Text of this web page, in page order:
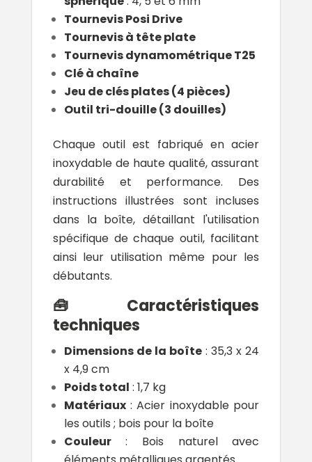
Tournevis Posi Drive
Tournevis à tête plate
Tournevis dynamométrique T25
Clé à chaîne
Jeu de clés plates (4 pièces)
Outil tri-douille (3 douilles)
Chaque outil est fabriqué en acier
inoxydable de haute qualité, assurant
durabilité et performance. Des
instructions illustrées sont incluses
dans la boîte, détaillant l'utilisation
spécifique de chaque outil, facilitant
ainsi leur utilisation même pour les
débutants.
🧰 Caractéristiques
techniques
Dimensions de la boîte: 35,3 x 24
x 4,9 cm
Poids total : 1,7 kg
Matériaux: Acier inoxydable pour
les outils ; bois pour la boîte
Couleur: Bois naturel avec